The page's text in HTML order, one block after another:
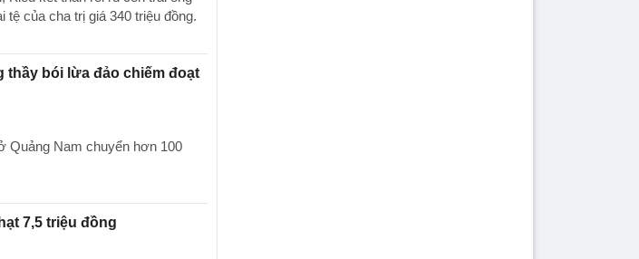
tệ của cha trị giá 340 triệu đồng.
thầy bói lừa đảo chiếm đoạt
Quảng Nam chuyển hơn 100
7,5 triệu đồng